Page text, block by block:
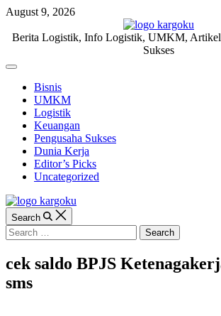
Skip
content
August 9, 2026
KARGOKU.ID
Berita Logistik, Info Logistik, UMKM, Artikel
Sukses
Off
CanvasBisnis
UMKM
Logistik
Keuangan
Pengusaha Sukses
Dunia Kerja
Editor’s Picks
Uncategorized
Search
Search
for:
cek saldo BPJS
sms